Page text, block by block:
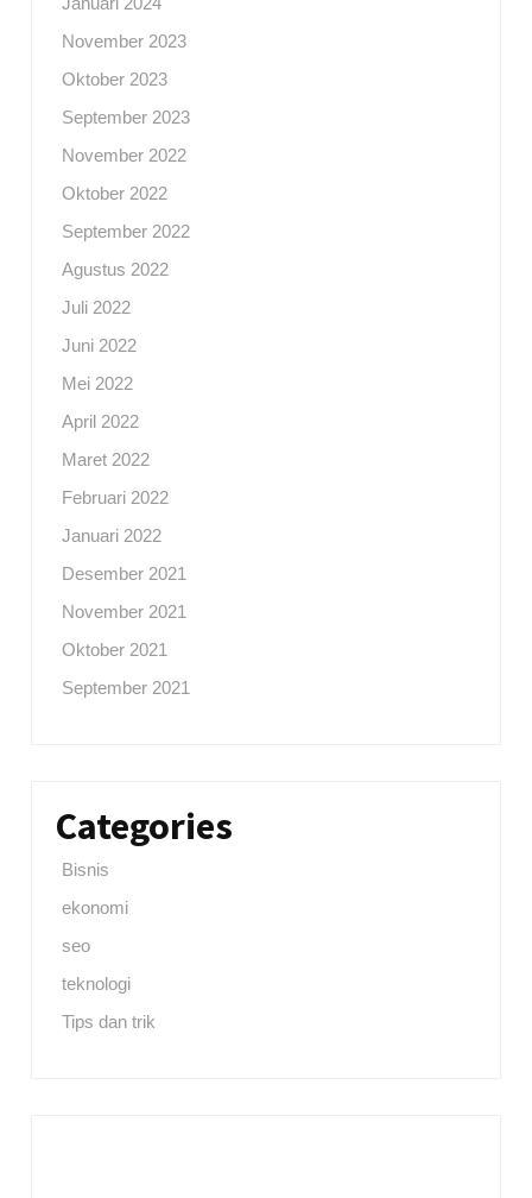
November 2023
Oktober 2023
September 2023
November 2022
Oktober 2022
September 2022
Agustus 2022
Juli 2022
Juni 2022
Mei 2022
April 2022
Maret 2022
Februari 2022
Januari 2022
Desember 2021
November 2021
Oktober 2021
September 2021
Categories
Bisnis
ekonomi
seo
teknologi
Tips dan trik